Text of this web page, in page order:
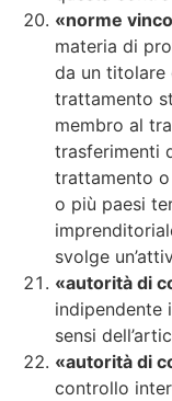
«norme
materia di
da un titolare
trattamento
membro al
trasferimenti
trattamento
o più paesi
svolge
«autorità di
indipendente
sensi
«autorità di
controllo